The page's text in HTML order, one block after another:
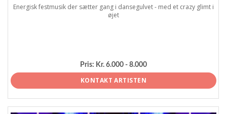
Energisk festmusik der sætter gang i dansegulvet - med et crazy glimt i
øjet
Pris: Kr. 6.000 - 8.000
KONTAKT ARTISTEN